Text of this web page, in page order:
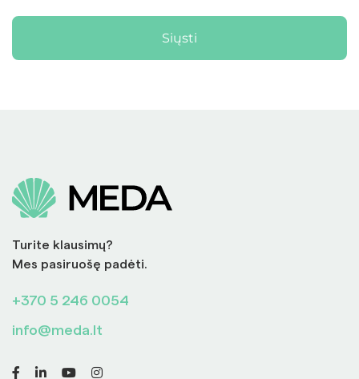
Siųsti
Turite klausimų?
Mes pasiruošę padėti.
+370 5 246 0054
info@meda.lt